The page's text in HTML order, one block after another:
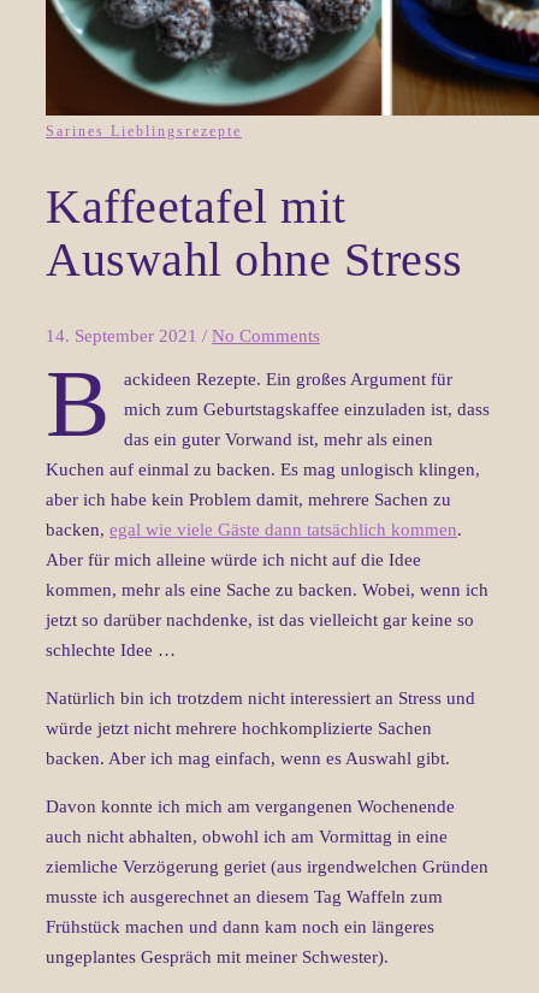
Sarines Lieblingsrezepte
Kaffeetafel mit
Auswahl ohne Stress
14. September 2021 / No Comments
B
ackideen Rezepte. Ein großes Argument für
mich zum Geburtstagskaffee einzuladen ist, dass
das ein guter Vorwand ist, mehr als einen
Kuchen auf einmal zu backen. Es mag unlogisch klingen,
aber ich habe kein Problem damit, mehrere Sachen zu
backen, egal wie viele Gäste dann tatsächlich kommen.
Aber für mich alleine würde ich nicht auf die Idee
kommen, mehr als eine Sache zu backen. Wobei, wenn ich
jetzt so darüber nachdenke, ist das vielleicht gar keine so
schlechte Idee …
Natürlich bin ich trotzdem nicht interessiert an Stress und
würde jetzt nicht mehrere hochkomplizierte Sachen
backen. Aber ich mag einfach, wenn es Auswahl gibt.
Davon konnte ich mich am vergangenen Wochenende
auch nicht abhalten, obwohl ich am Vormittag in eine
ziemliche Verzögerung geriet (aus irgendwelchen Gründen
musste ich ausgerechnet an diesem Tag Waffeln zum
Frühstück machen und dann kam noch ein längeres
ungeplantes Gespräch mit meiner Schwester).